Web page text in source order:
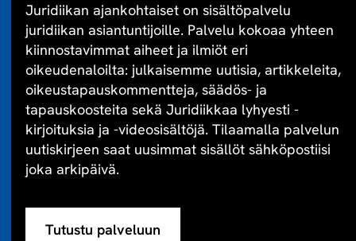
Juridiikan ajankohtaiset on sisältöpalvelu
juridiikan asiantuntijoille. Palvelu kokoaa yhteen
kiinnostavimmat aiheet ja ilmiöt eri
oikeudenaloilta: julkaisemme uutisia, artikkeleita,
oikeustapauskommentteja, säädös- ja
tapauskoosteita sekä Juridiikkaa lyhyesti -
kirjoituksia ja -videosisältöjä. Tilaamalla palvelun
uutiskirjeen saat uusimmat sisällöt sähköpostiisi
joka arkipäivä.
Tutustu palveluun